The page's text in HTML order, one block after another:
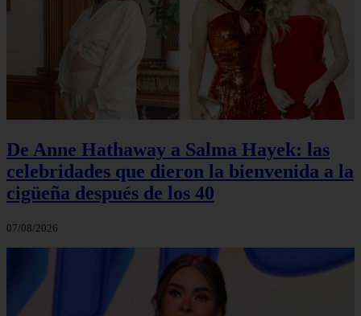
De Anne Hathaway a Salma Hayek: las
celebridades que dieron la bienvenida a la
cigüeña después de los 40
07/08/2026